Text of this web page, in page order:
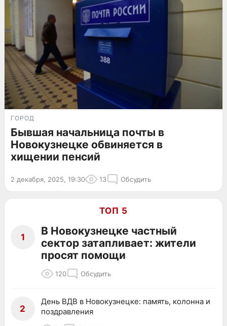
ГОРОД
Бывшая начальница почты в
Новокузнецке обвиняется в
хищении пенсий
2 декабря, 2025, 19:30 13 Обсудить
ТОП 5
1
В Новокузнецке частный
сектор затапливает: жители
просят помощи
120 Обсудить
2
День ВДВ в Новокузнецке: память, колонна и
поздравления